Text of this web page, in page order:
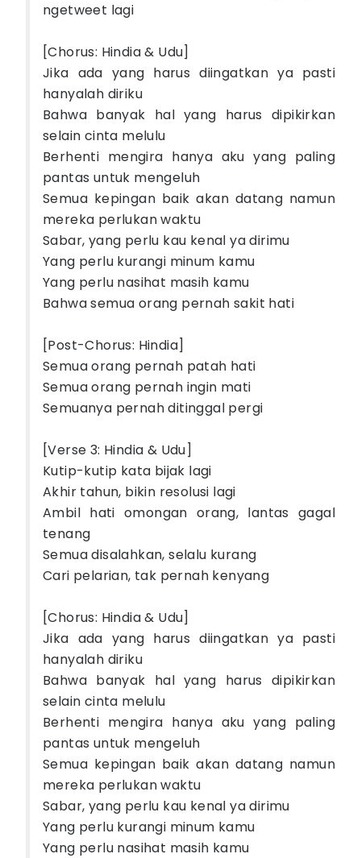
ngetweet lagi
[Chorus: Hindia & Udu]
Jika ada yang harus diingatkan ya pasti
hanyalah diriku
Bahwa banyak hal yang harus dipikirkan
selain cinta melulu
Berhenti mengira hanya aku yang paling
pantas untuk mengeluh
Semua kepingan baik akan datang namun
mereka perlukan waktu
Sabar, yang perlu kau kenal ya dirimu
Yang perlu kurangi minum kamu
Yang perlu nasihat masih kamu
Bahwa semua orang pernah sakit hati
[Post-Chorus: Hindia]
Semua orang pernah patah hati
Semua orang pernah ingin mati
Semuanya pernah ditinggal pergi
[Verse 3: Hindia & Udu]
Kutip-kutip kata bijak lagi
Akhir tahun, bikin resolusi lagi
Ambil hati omongan orang, lantas gagal
tenang
Semua disalahkan, selalu kurang
Cari pelarian, tak pernah kenyang
[Chorus: Hindia & Udu]
Jika ada yang harus diingatkan ya pasti
hanyalah diriku
Bahwa banyak hal yang harus dipikirkan
selain cinta melulu
Berhenti mengira hanya aku yang paling
pantas untuk mengeluh
Semua kepingan baik akan datang namun
mereka perlukan waktu
Sabar, yang perlu kau kenal ya dirimu
Yang perlu kurangi minum kamu
Yang perlu nasihat masih kamu